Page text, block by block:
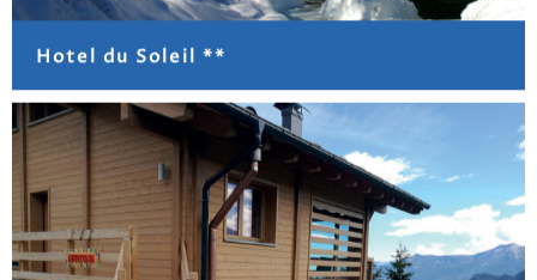
Hotel du Soleil **